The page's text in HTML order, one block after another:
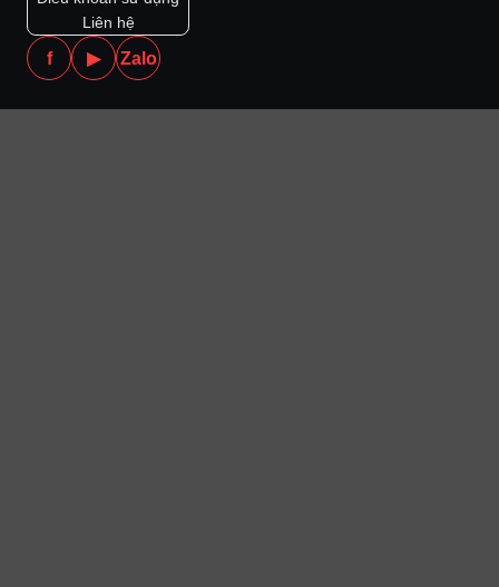
Liên hệ
f ▶ Zalo